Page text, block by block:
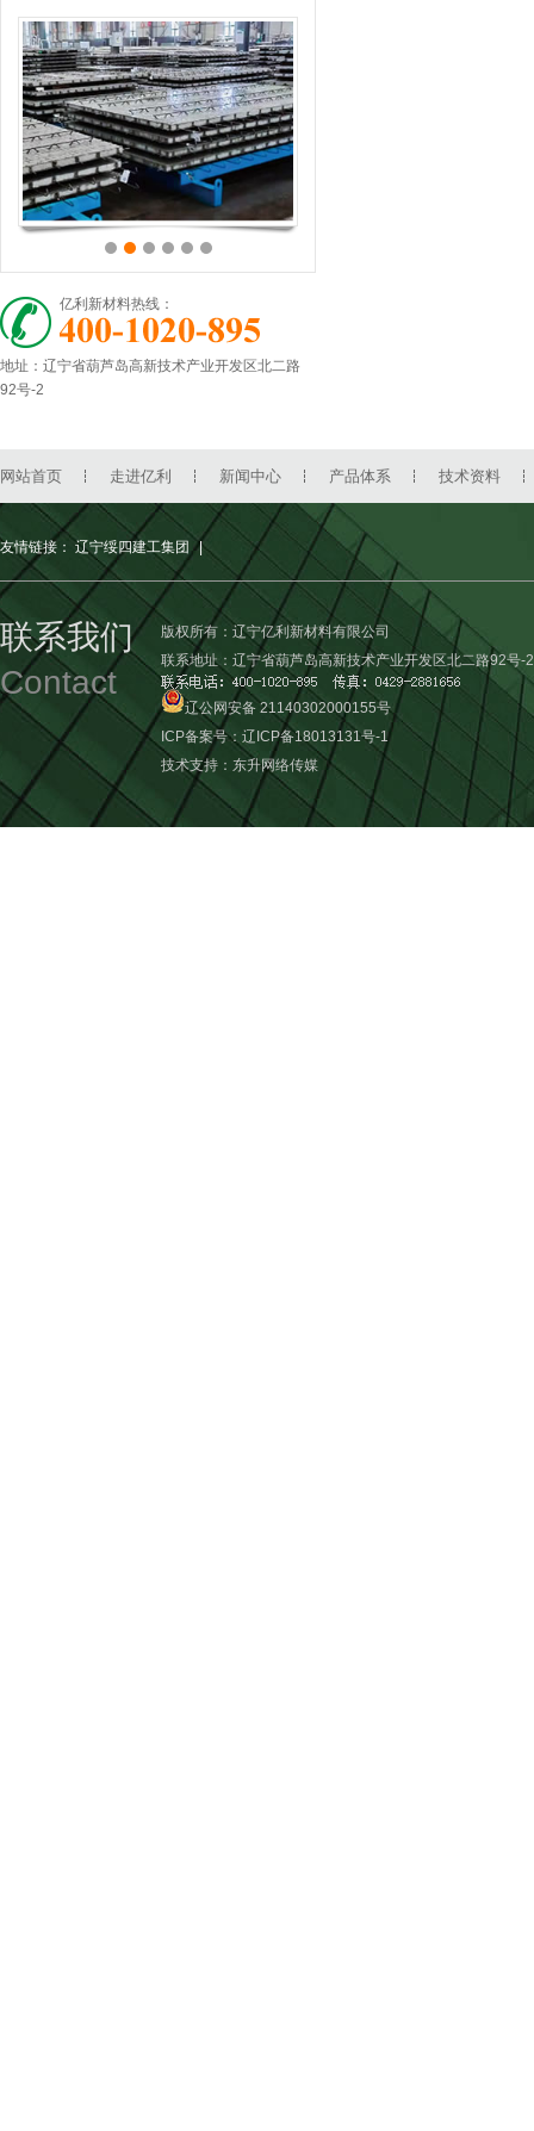
亿利新材料热线：
地址：辽宁省葫芦岛高新技术产业开发区北二路
92号-2
网站首页 走进亿利 新闻中心 产品体系 技术资料
友情链接： 辽宁绥四建工集团 |
联系我们
Contact
版权所有：辽宁亿利新材料有限公司
联系地址：辽宁省葫芦岛高新技术产业开发区北二路92号-2
辽公网安备 21140302000155号
ICP备案号： 辽ICP备18013131号-1
技术支持： 东升网络传媒